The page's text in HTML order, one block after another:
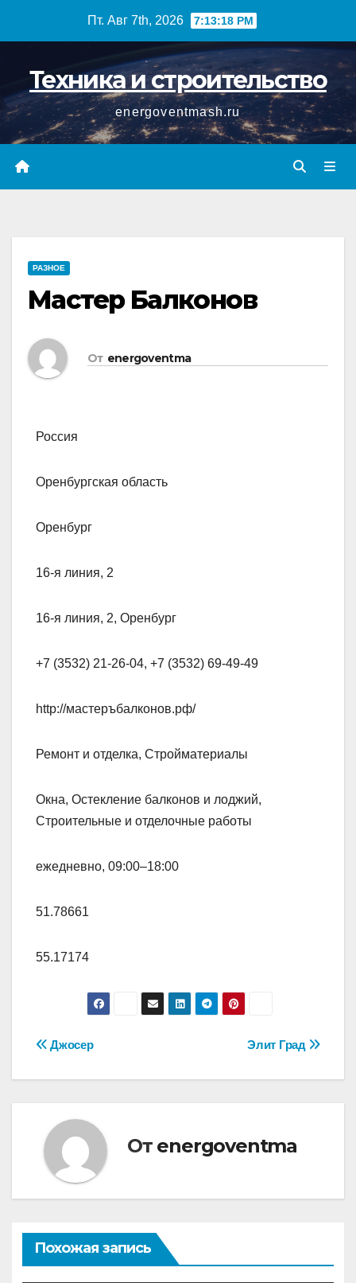
Пт. Авг 7th, 2026 7:13:18 PM
Техника и строительство
energoventmash.ru
РАЗНОЕ
Мастер Балконов
От energoventma
Россия
Оренбургская область
Оренбург
16-я линия, 2
16-я линия, 2, Оренбург
+7 (3532) 21-26-04, +7 (3532) 69-49-49
http://мастеръбалконов.рф/
Ремонт и отделка, Стройматериалы
Окна, Остекление балконов и лоджий,
Строительные и отделочные работы
ежедневно, 09:00–18:00
51.78661
55.17174
Навигация
по
записям
Элит Град
Джосер
От energoventma
Похожая запись